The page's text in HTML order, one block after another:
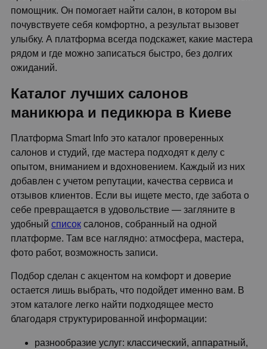
помощник. Он помогает найти салон, в котором вы
почувствуете себя комфортно, а результат вызовет
улыбку. А платформа всегда подскажет, какие мастера
рядом и где можно записаться быстро, без долгих
ожиданий.
Каталог лучших салонов
маникюра и педикюра в Киеве
Платформа Smart Info это каталог проверенных
салонов и студий, где мастера подходят к делу с
опытом, вниманием и вдохновением. Каждый из них
добавлен с учетом репутации, качества сервиса и
отзывов клиентов. Если вы ищете место, где забота о
себе превращается в удовольствие — загляните в
удобный список салонов, собранный на одной
платформе. Там все наглядно: атмосфера, мастера,
фото работ, возможность записи.
Подбор сделан с акцентом на комфорт и доверие
остается лишь выбрать, что подойдет именно вам. В
этом каталоге легко найти подходящее место
благодаря структурированной информации:
разнообразие услуг: классический, аппаратный,